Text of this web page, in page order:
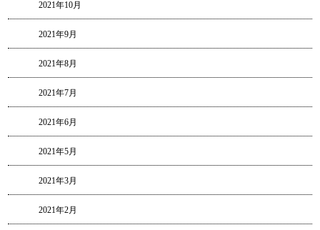
2021年10月
2021年9月
2021年8月
2021年7月
2021年6月
2021年5月
2021年3月
2021年2月